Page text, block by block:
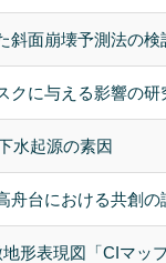
斜面崩壊予測法の検
クに与える影響の
水起源の素因
舟台における共創の
形表現図「CIマッ